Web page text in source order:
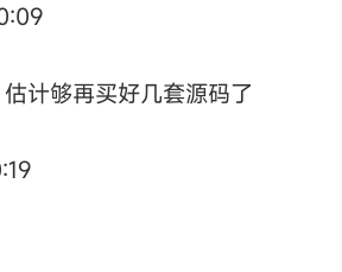
计够再买好几套源码了